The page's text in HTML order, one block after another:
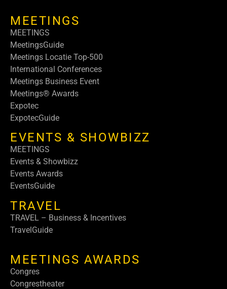
MEETINGS
MEETINGS
MeetingsGuide
Meetings Locatie Top-500
International Conferences
Meetings Business Event
Meetings® Awards
Expotec
ExpotecGuide
EVENTS & SHOWBIZZ
MEETINGS
Events & Showbizz
Events Awards
EventsGuide
TRAVEL
TRAVEL – Business & Incentives
TravelGuide
MEETINGS AWARDS
Congres
Congrestheater